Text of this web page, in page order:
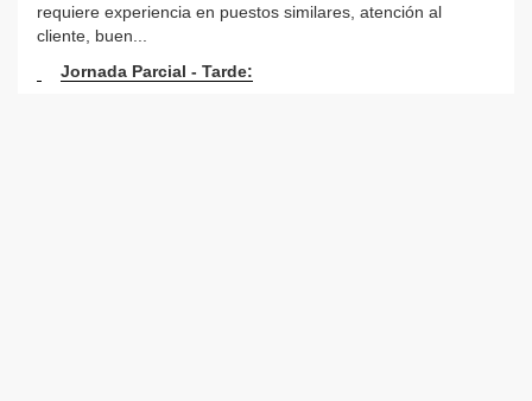
requiere experiencia en puestos similares, atención al
cliente, buen...
Jornada Parcial - Tarde: